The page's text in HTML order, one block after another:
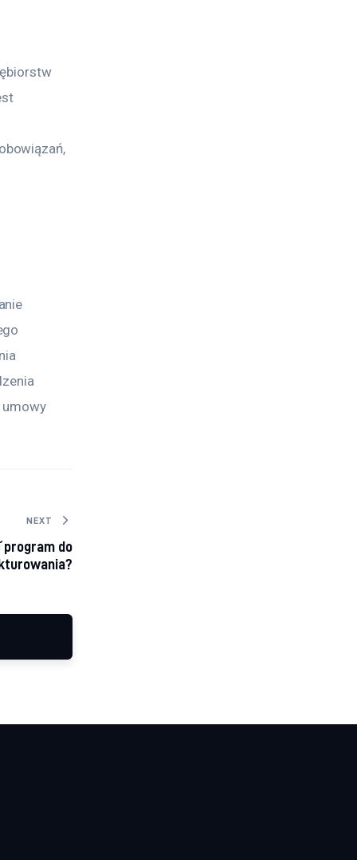
umowy
NEXT
program do